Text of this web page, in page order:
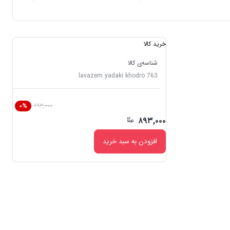
خرید کالا
شناسه‌ی کالا
lavazem yadaki khodro 763
۸۹۳,۰۰۰ ۰%
۸۹۳,۰۰۰
افزودن به سبد خرید